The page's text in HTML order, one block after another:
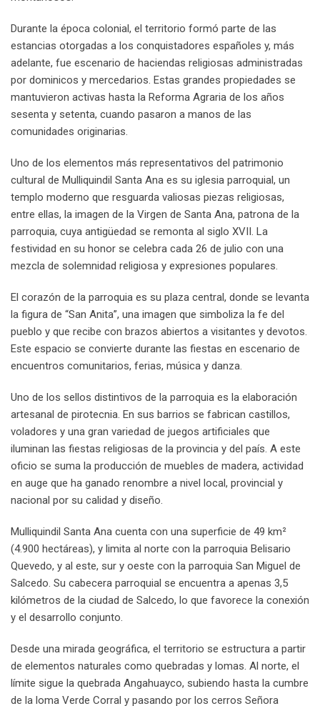
Durante la época colonial, el territorio formó parte de las
estancias otorgadas a los conquistadores españoles y, más
adelante, fue escenario de haciendas religiosas administradas
por dominicos y mercedarios. Estas grandes propiedades se
mantuvieron activas hasta la Reforma Agraria de los años
sesenta y setenta, cuando pasaron a manos de las
comunidades originarias.
Uno de los elementos más representativos del patrimonio
cultural de Mulliquindil Santa Ana es su iglesia parroquial, un
templo moderno que resguarda valiosas piezas religiosas,
entre ellas, la imagen de la Virgen de Santa Ana, patrona de la
parroquia, cuya antigüedad se remonta al siglo XVII. La
festividad en su honor se celebra cada 26 de julio con una
mezcla de solemnidad religiosa y expresiones populares.
El corazón de la parroquia es su plaza central, donde se levanta
la figura de “San Anita”, una imagen que simboliza la fe del
pueblo y que recibe con brazos abiertos a visitantes y devotos.
Este espacio se convierte durante las fiestas en escenario de
encuentros comunitarios, ferias, música y danza.
Uno de los sellos distintivos de la parroquia es la elaboración
artesanal de pirotecnia. En sus barrios se fabrican castillos,
voladores y una gran variedad de juegos artificiales que
iluminan las fiestas religiosas de la provincia y del país. A este
oficio se suma la producción de muebles de madera, actividad
en auge que ha ganado renombre a nivel local, provincial y
nacional por su calidad y diseño.
Mulliquindil Santa Ana cuenta con una superficie de 49 km²
(4.900 hectáreas), y limita al norte con la parroquia Belisario
Quevedo, y al este, sur y oeste con la parroquia San Miguel de
Salcedo. Su cabecera parroquial se encuentra a apenas 3,5
kilómetros de la ciudad de Salcedo, lo que favorece la conexión
y el desarrollo conjunto.
Desde una mirada geográfica, el territorio se estructura a partir
de elementos naturales como quebradas y lomas. Al norte, el
límite sigue la quebrada Angahuayco, subiendo hasta la cumbre
de la loma Verde Corral y pasando por los cerros Señora